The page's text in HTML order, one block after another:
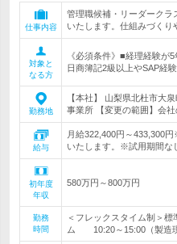
仕事内容
管理職候補・リーダークラ
いたします。仕組みづく
対象と
なる方
《必須条件》■経理経験
日商簿記2級以上やSAP経
勤務地
【本社】 山梨県北杜市大
事業所 【変更の範囲】会社
給与
月給322,400円～433,300
いたします。※試用期間な
初年度
年収
580万円～800万円
勤務
時間
＜フレックスタイム制＞
ム 10:20～15:00（製造